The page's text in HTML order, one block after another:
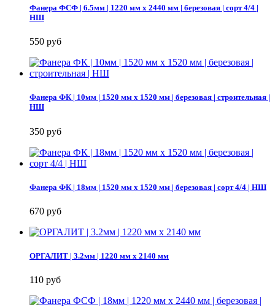
Фанера ФСФ | 6.5мм | 1220 мм х 2440 мм | березовая | сорт 4/4 |
НШ
550 руб
Фанера ФК | 10мм | 1520 мм х 1520 мм | березовая | строительная |
НШ
350 руб
Фанера ФК | 18мм | 1520 мм х 1520 мм | березовая | сорт 4/4 | НШ
670 руб
ОРГАЛИТ | 3.2мм | 1220 мм х 2140 мм
110 руб